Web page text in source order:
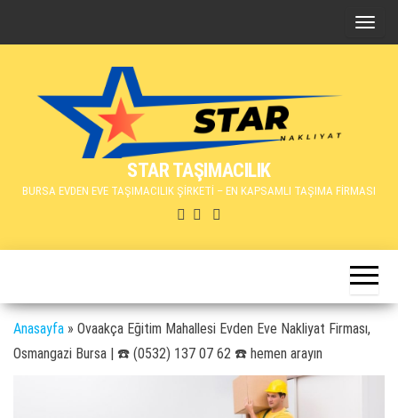
N
n
u
d
e
i
STAR TAŞIMACILIK
BURSA EVDEN EVE TAŞIMACILIK ŞİRKETİ – EN KAPSAMLI TAŞIMA FİRMASI
Anasayfa » Ovaakça Eğitim Mahallesi Evden Eve Nakliyat Firması,
Osmangazi Bursa | ☎️ (0532) 137 07 62 ☎️ hemen arayın